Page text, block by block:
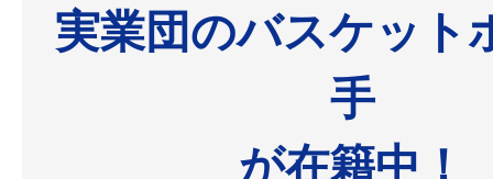
実業団のバスケット
手
が在籍中！